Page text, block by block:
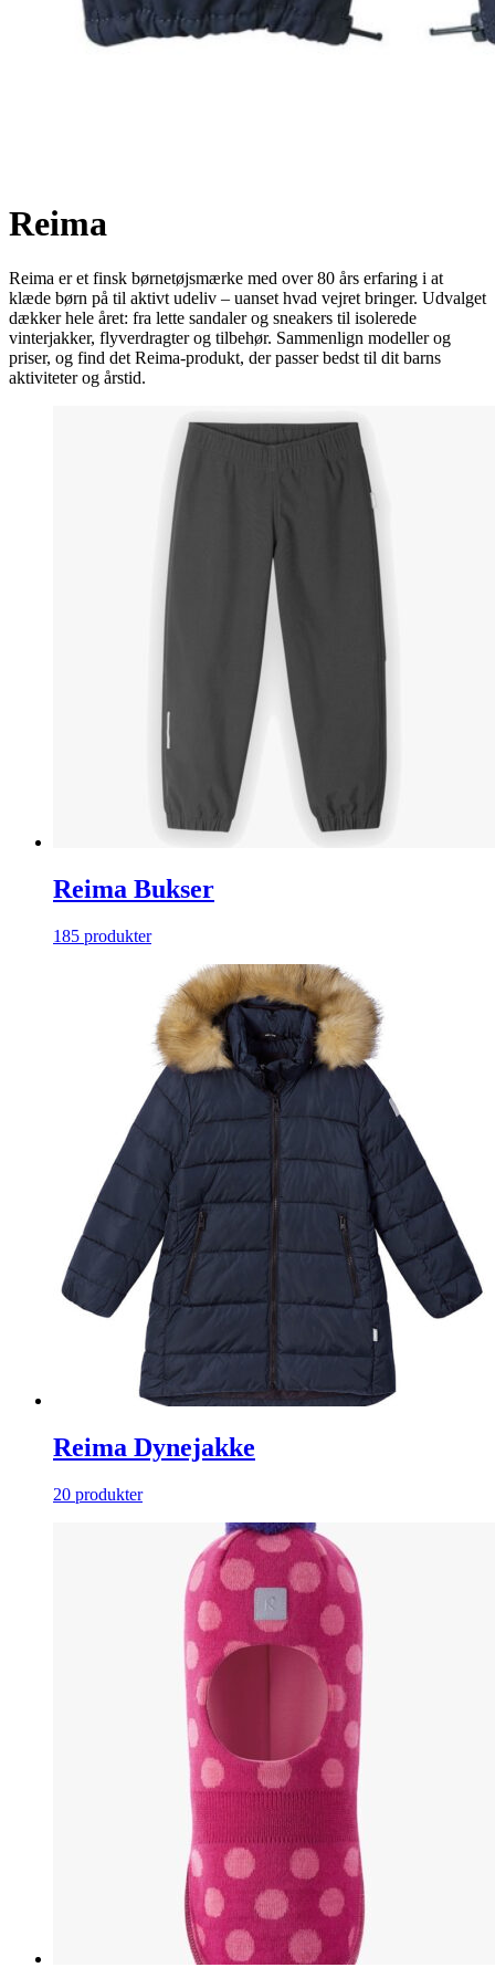
Reima
Reima er et finsk børnetøjsmærke med over 80 års erfaring i at
klæde børn på til aktivt udeliv – uanset hvad vejret bringer. Udvalget
dækker hele året: fra lette sandaler og sneakers til isolerede
vinterjakker, flyverdragter og tilbehør. Sammenlign modeller og
priser, og find det Reima-produkt, der passer bedst til dit barns
aktiviteter og årstid.
Reima Bukser
185 produkter
Reima Dynejakke
20 produkter